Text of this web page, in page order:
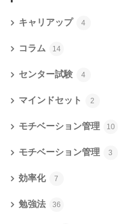
キャリアップ 4
コラム 14
センター試験 4
マインドセット 2
モチベーション管理 10
モチベーション管理 3
効率化 7
勉強法 36